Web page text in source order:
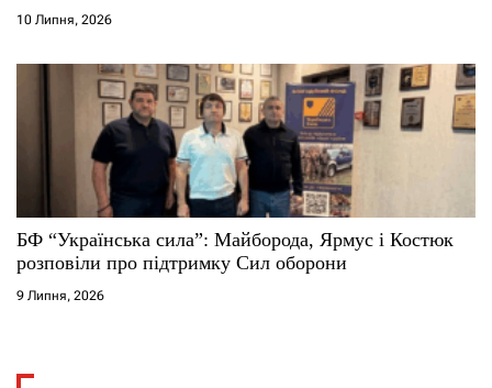
10 Липня, 2026
БФ “Українська сила”: Майборода, Ярмус і Костюк
розповіли про підтримку Сил оборони
9 Липня, 2026